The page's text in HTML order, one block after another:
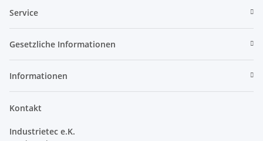
Service
Gesetzliche Informationen
Informationen
Kontakt
Industrietec e.K.